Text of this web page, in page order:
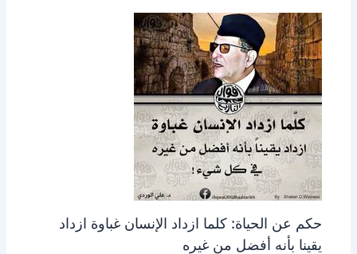
حكم عن الحياة: كلما ازداد الإنسان غباوة ازداد
يقينا بأنه أفضل من غيره